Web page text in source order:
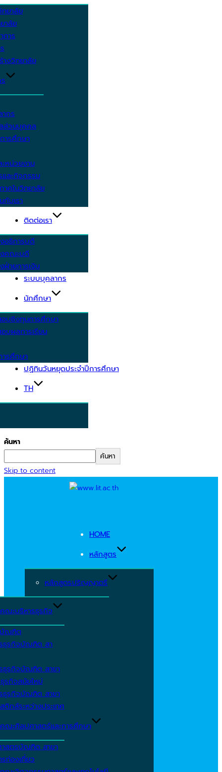
ทยาลัย
าลัย
การ
างวิทยาลัย
กร
ส่วนบุคคล
ารศึกษา
หน่วยงาน
และกิจกรรม
าศในวิทยาลัย
กับเรา
ติดต่อเรา
อธิการบดี
คณะบดี
ฝ่ายการเงิน
ระบบบุคลากร
นักศึกษา
บชิงทุนการศึกษา
บผลการเรียน
รศึกษา
ปฏิทินวันหยุดประจำปีการศึกษา
TH
ค้นหา
ค้นหา
Skip to content
HOME
หลักสูตร
หลักสูตรปริญญาตรี
คณะบริหารธุรกิจ
ณฑิต
ธุรกิจบัณฑิต สา
ธุรกิจบัณฑิต สาขา
รกิจสมัยใหม่
ธุรกิจบัณฑิต สาขา
ติกส์ระหว่างประเทศ
คณะศิลปศาสตร์และการศึกษา
สตรบัณฑิต สาขา
ท่องเที่ยว